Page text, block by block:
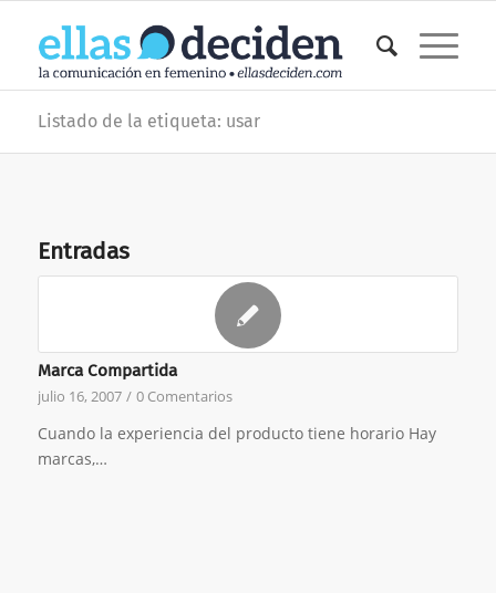
Listado de la etiqueta: usar
Entradas
Marca Compartida
julio 16, 2007 / 0 Comentarios
Cuando la experiencia del producto tiene horario Hay
marcas,…